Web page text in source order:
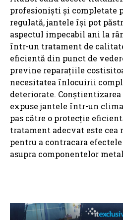
profesioniști și completate
regulată, jantele își pot
aspectul impecabil ani la
într-un tratament de
eficientă din punct de
previne reparațiile
necesitatea înlocuirii
deteriorate.
expuse jantele într-un
pas către o protecție
tratament adecvat este cea
pentru a contracara
asupra componentelor